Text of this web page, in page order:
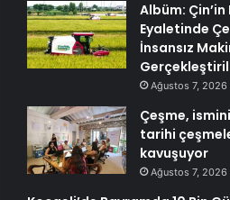
Albüm: Çin’in
Eyaletinde
İnsansız
Ağustos 7, 2026
Çeşme, ismini
tarihi
kavuşuyor
Ağustos 7, 2026